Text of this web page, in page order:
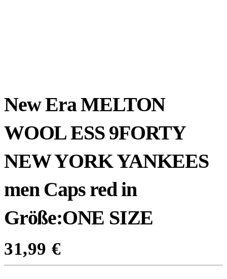
New Era MELTON
WOOL ESS 9FORTY
NEW YORK YANKEES
men Caps red in
Größe:ONE SIZE
31,99 €